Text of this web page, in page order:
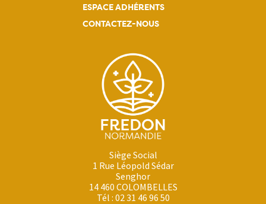
ESPACE ADHÉRENTS
CONTACTEZ-NOUS
Siège Social
1 Rue Léopold Sédar
Senghor
14 460 COLOMBELLES
Tél : 02 31 46 96 50